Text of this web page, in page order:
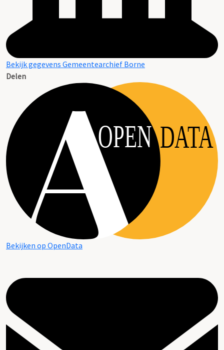
Bekijk gegevens Gemeentearchief Borne
Delen
OPEN DATA
Bekijken op OpenData